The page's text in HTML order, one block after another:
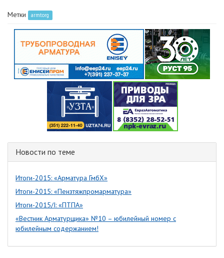
Метки armtorg
Новости по теме
Итоги-2015: «Арматура ГмбХ»
Итоги-2015: «Пензтяжпромарматура»
Итоги-2015/I: «ПТПА»
«Вестник Арматурщика» №10 – юбилейный номер с
юбилейным содержанием!